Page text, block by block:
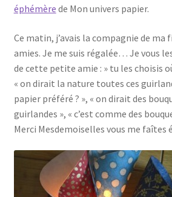
éphémère de Mon univers papier.
Ce matin, j’avais la compagnie de ma
amies. Je me suis régalée… Je vous
de cette petite amie : » tu les choisis
« on dirait la nature toutes ces
papier préféré ? », « on dirait des
guirlandes », « c’est comme des
Merci Mesdemoiselles vous me